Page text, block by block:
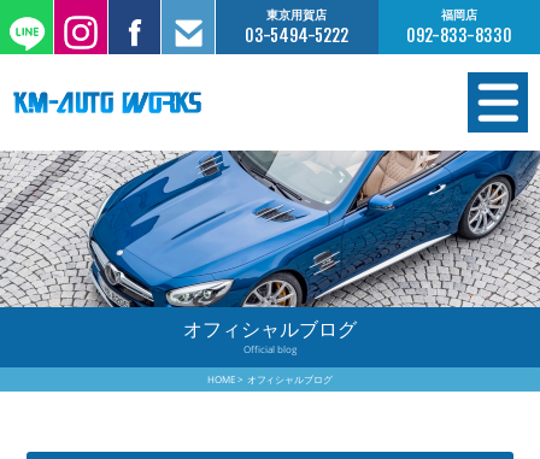
東京用賀店
03-5494-5222
福岡店
092-833-8330
在庫情報
オーダー販売
工場サービス
保証について
オフィシャルブログ
Official blog
HOME オフィシャルブログ